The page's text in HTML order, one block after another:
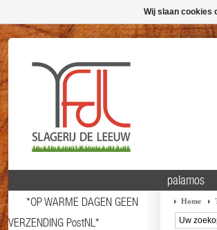
*OP WARME DAGEN GEEN
VERZENDING PostNL*
palamos
Home
Wij slaan cookies